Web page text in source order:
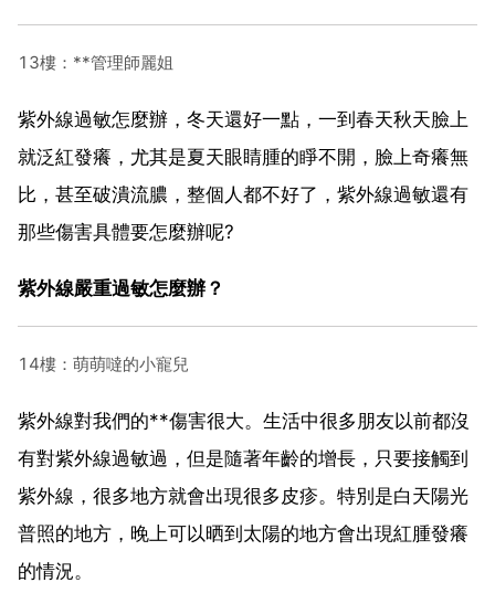
13樓：**管理師麗姐
紫外線過敏怎麼辦，冬天還好一點，一到春天秋天臉上
就泛紅發癢，尤其是夏天眼睛腫的睜不開，臉上奇癢無
比，甚至破潰流膿，整個人都不好了，紫外線過敏還有
那些傷害具體要怎麼辦呢?
紫外線嚴重過敏怎麼辦？
14樓：萌萌噠的小寵兒
紫外線對我們的**傷害很大。生活中很多朋友以前都沒
有對紫外線過敏過，但是隨著年齡的增長，只要接觸到
紫外線，很多地方就會出現很多皮疹。特別是白天陽光
普照的地方，晚上可以晒到太陽的地方會出現紅腫發癢
的情況。